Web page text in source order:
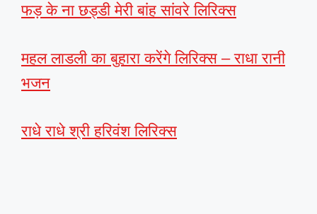
फड़ के ना छड्डी मेरी बांह सांवरे लिरिक्स
महल लाडली का बुहारा करेंगे लिरिक्स – राधा रानी
भजन
राधे राधे श्री हरिवंश लिरिक्स